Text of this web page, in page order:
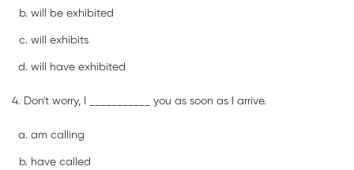
will be exhibited
will exhibits
will have exhibited
4. Don't worry, I ___________ you as soon as I arrive.
am calling
have called